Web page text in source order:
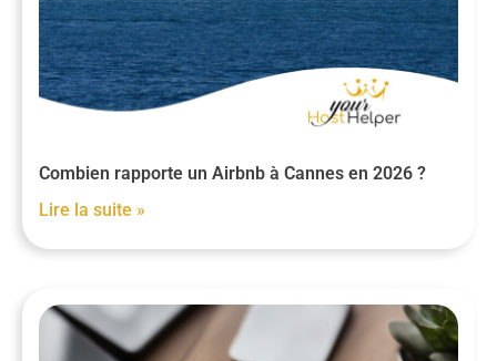
Combien rapporte un Airbnb à Cannes en 2026 ?
Lire la suite »